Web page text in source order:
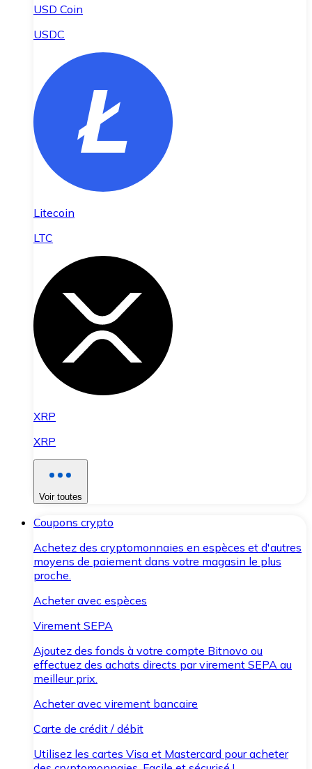
USD Coin
USDC
Litecoin
LTC
XRP
XRP
Voir toutes
Coupons crypto
Achetez des cryptomonnaies en espèces et d'autres
moyens de paiement dans votre magasin le plus
proche.
Acheter avec espèces
Virement SEPA
Ajoutez des fonds à votre compte Bitnovo ou
effectuez des achats directs par virement SEPA au
meilleur prix.
Acheter avec virement bancaire
Carte de crédit / débit
Utilisez les cartes Visa et Mastercard pour acheter